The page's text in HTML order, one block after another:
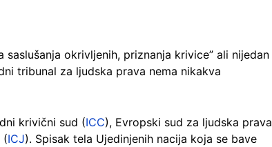
okrivljenih, priznanja krivice” ali nijedan
tribunal za ljudska prava nema nikakva
krivični sud (ICC), Evropski sud za ljudska prava
(ICJ). Spisak tela Ujedinjenih nacija koja se bave